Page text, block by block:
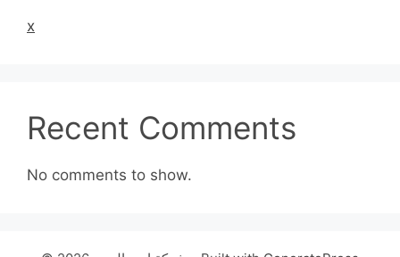
x
Recent Comments
No comments to show.